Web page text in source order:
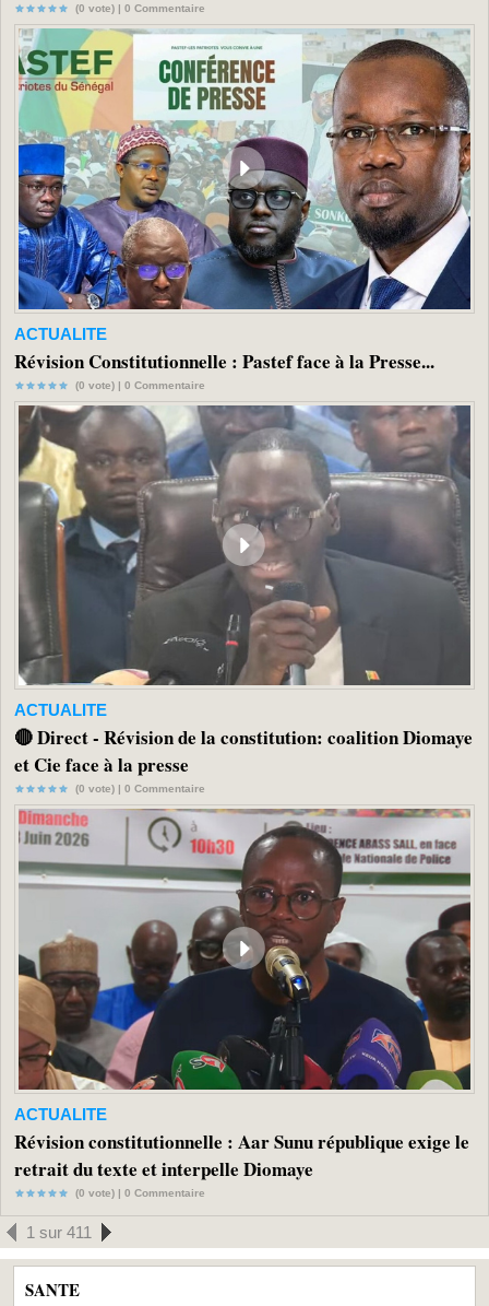
(0 vote) | 0 Commentaire
ACTUALITE
Révision Constitutionnelle : Pastef face à la Presse...
(0 vote) | 0 Commentaire
ACTUALITE
🔴 Direct - Révision de la constitution: coalition Diomaye
et Cie face à la presse
(0 vote) | 0 Commentaire
ACTUALITE
Révision constitutionnelle : Aar Sunu république exige le
retrait du texte et interpelle Diomaye
(0 vote) | 0 Commentaire
1 sur 411
SANTE